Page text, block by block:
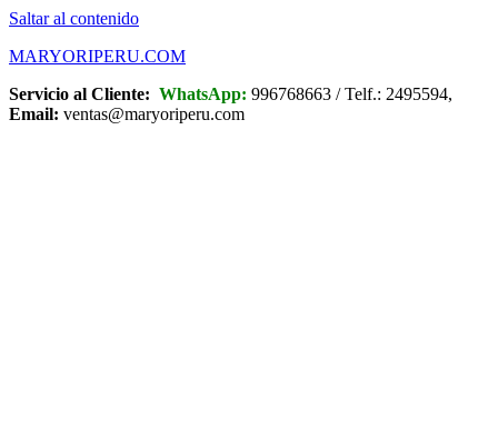
Saltar al contenido
MARYORIPERU.COM
Servicio al Cliente: WhatsApp: 996768663 / Telf.: 2495594,
Email: ventas@maryoriperu.com